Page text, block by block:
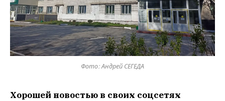
Фото: Андрей СЕГЕДА
Хорошей новостью в своих соцсетях